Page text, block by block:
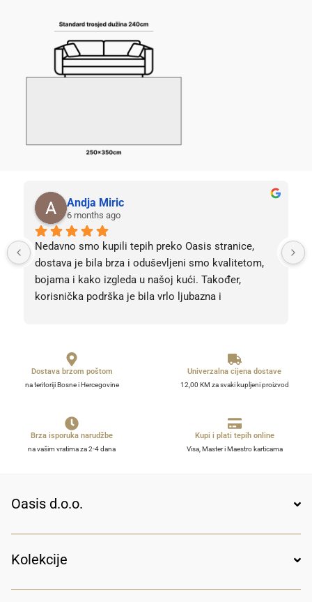
Andja Miric
6 months ago
Nedavno smo kupili tepih preko Oasis stranice,
dostava je bila brza i oduševljeni smo kvalitetom,
bojama i kako izgleda u našoj kući. Također,
korisnička podrška je bila vrlo ljubazna i
Dostava brzom poštom
na teritoriji Bosne i Hercegovine
Univerzalna cijena dostave
12,00 KM za svaki kupljeni proizvod
Brza isporuka narudžbe
na vašim vratima za 2-4 dana
Kupi i plati tepih online
Visa, Master i Maestro karticama
Oasis d.o.o.
Kolekcije